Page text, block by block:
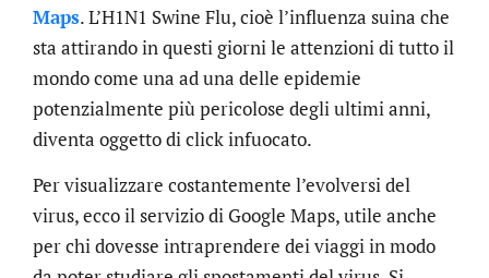
Maps. L’H1N1 Swine Flu, cioè l’influenza suina che
sta attirando in questi giorni le attenzioni di tutto il
mondo come una ad una delle epidemie
potenzialmente più pericolose degli ultimi anni,
diventa oggetto di click infuocato.
Per visualizzare costantemente l’evolversi del
virus, ecco il servizio di Google Maps, utile anche
per chi dovesse intraprendere dei viaggi in modo